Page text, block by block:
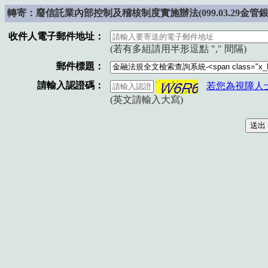
轉寄： 廢信託業內部控制及稽核制度實施辦法(099.03.29金管
收件人電子郵件地址：
(若有多組請用半形逗點 "," 間隔)
郵件標題：
請輸入認證碼：
若您為視障人
(英文請輸入大寫)